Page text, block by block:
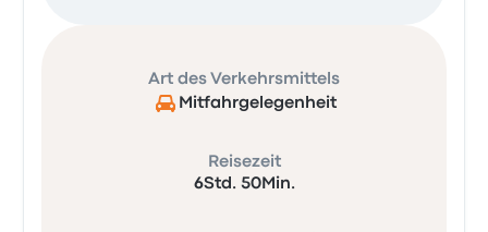
Art des Verkehrsmittels
Mitfahrgelegenheit
Reisezeit
6Std. 50Min.